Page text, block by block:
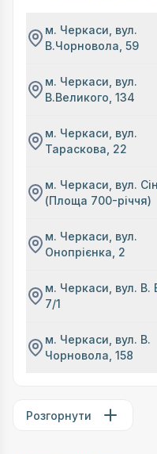
м. Черкаси, вул.
В.Чорновола, 59
м. Черкаси, вул.
В.Великого, 134
м. Черкаси, вул.
Тараскова, 22
м. Черкаси, вул.
(Площа 700-річчя)
м. Черкаси, вул.
Онопрієнка, 2
м. Черкаси, вул. В.
7/1
м. Черкаси, вул. В.
Чорновола, 158
Розгорнути